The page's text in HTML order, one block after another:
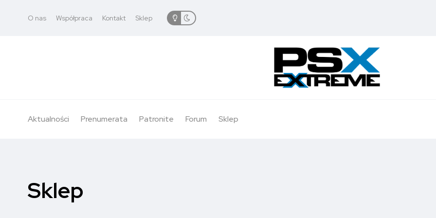
O nas Współpraca Kontakt Sklep
Aktualności Prenumerata Patronite Forum Sklep
Sklep